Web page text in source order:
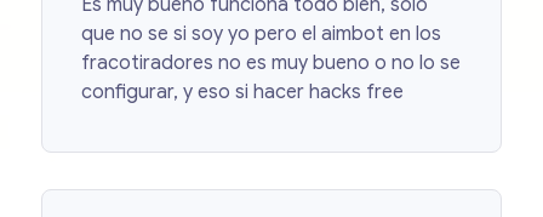
Es muy bueno funciona todo bien, solo
que no se si soy yo pero el aimbot en los
fracotiradores no es muy bueno o no lo se
configurar, y eso si hacer hacks free